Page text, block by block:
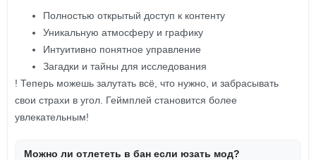
Полностью открытый доступ к контенту
Уникальную атмосферу и графику
Интуитивно понятное управление
Загадки и тайны для исследования
! Теперь можешь залутать всё, что нужно, и забрасывать
свои страхи в угол. Геймплей становится более
увлекательным!
Можно ли отлететь в бан если юзать мод?